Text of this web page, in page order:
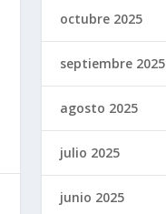
octubre 2025
septiembre 2025
agosto 2025
julio 2025
junio 2025